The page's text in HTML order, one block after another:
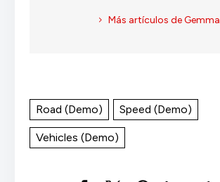
Más artículos de Gemma
Road (Demo) Speed (Demo)
Vehicles (Demo)